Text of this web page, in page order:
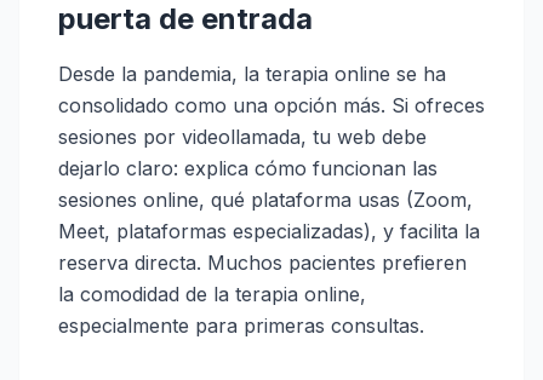
puerta de entrada
Desde la pandemia, la terapia online se ha
consolidado como una opción más. Si ofreces
sesiones por videollamada, tu web debe
dejarlo claro: explica cómo funcionan las
sesiones online, qué plataforma usas (Zoom,
Meet, plataformas especializadas), y facilita la
reserva directa. Muchos pacientes prefieren
la comodidad de la terapia online,
especialmente para primeras consultas.